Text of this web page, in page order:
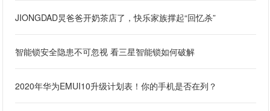
JIONGDAD炅爸爸开奶茶店了，快乐家族撑起“回忆杀”
智能锁安全隐患不可忽视 看三星智能锁如何破解
2020年华为EMUI10升级计划表！你的手机是否在列？